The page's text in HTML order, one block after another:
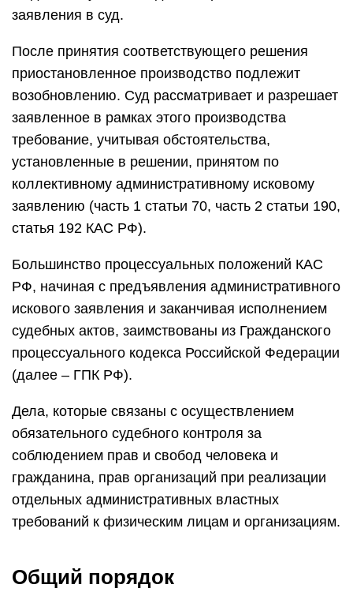
заявления в суд.
После принятия соответствующего решения
приостановленное производство подлежит
возобновлению. Суд рассматривает и разрешает
заявленное в рамках этого производства
требование, учитывая обстоятельства,
установленные в решении, принятом по
коллективному административному исковому
заявлению (часть 1 статьи 70, часть 2 статьи 190,
статья 192 КАС РФ).
Большинство процессуальных положений КАС
РФ, начиная с предъявления административного
искового заявления и заканчивая исполнением
судебных актов, заимствованы из Гражданского
процессуального кодекса Российской Федерации
(далее – ГПК РФ).
Дела, которые связаны с осуществлением
обязательного судебного контроля за
соблюдением прав и свобод человека и
гражданина, прав организаций при реализации
отдельных административных властных
требований к физическим лицам и организациям.
Общий порядок